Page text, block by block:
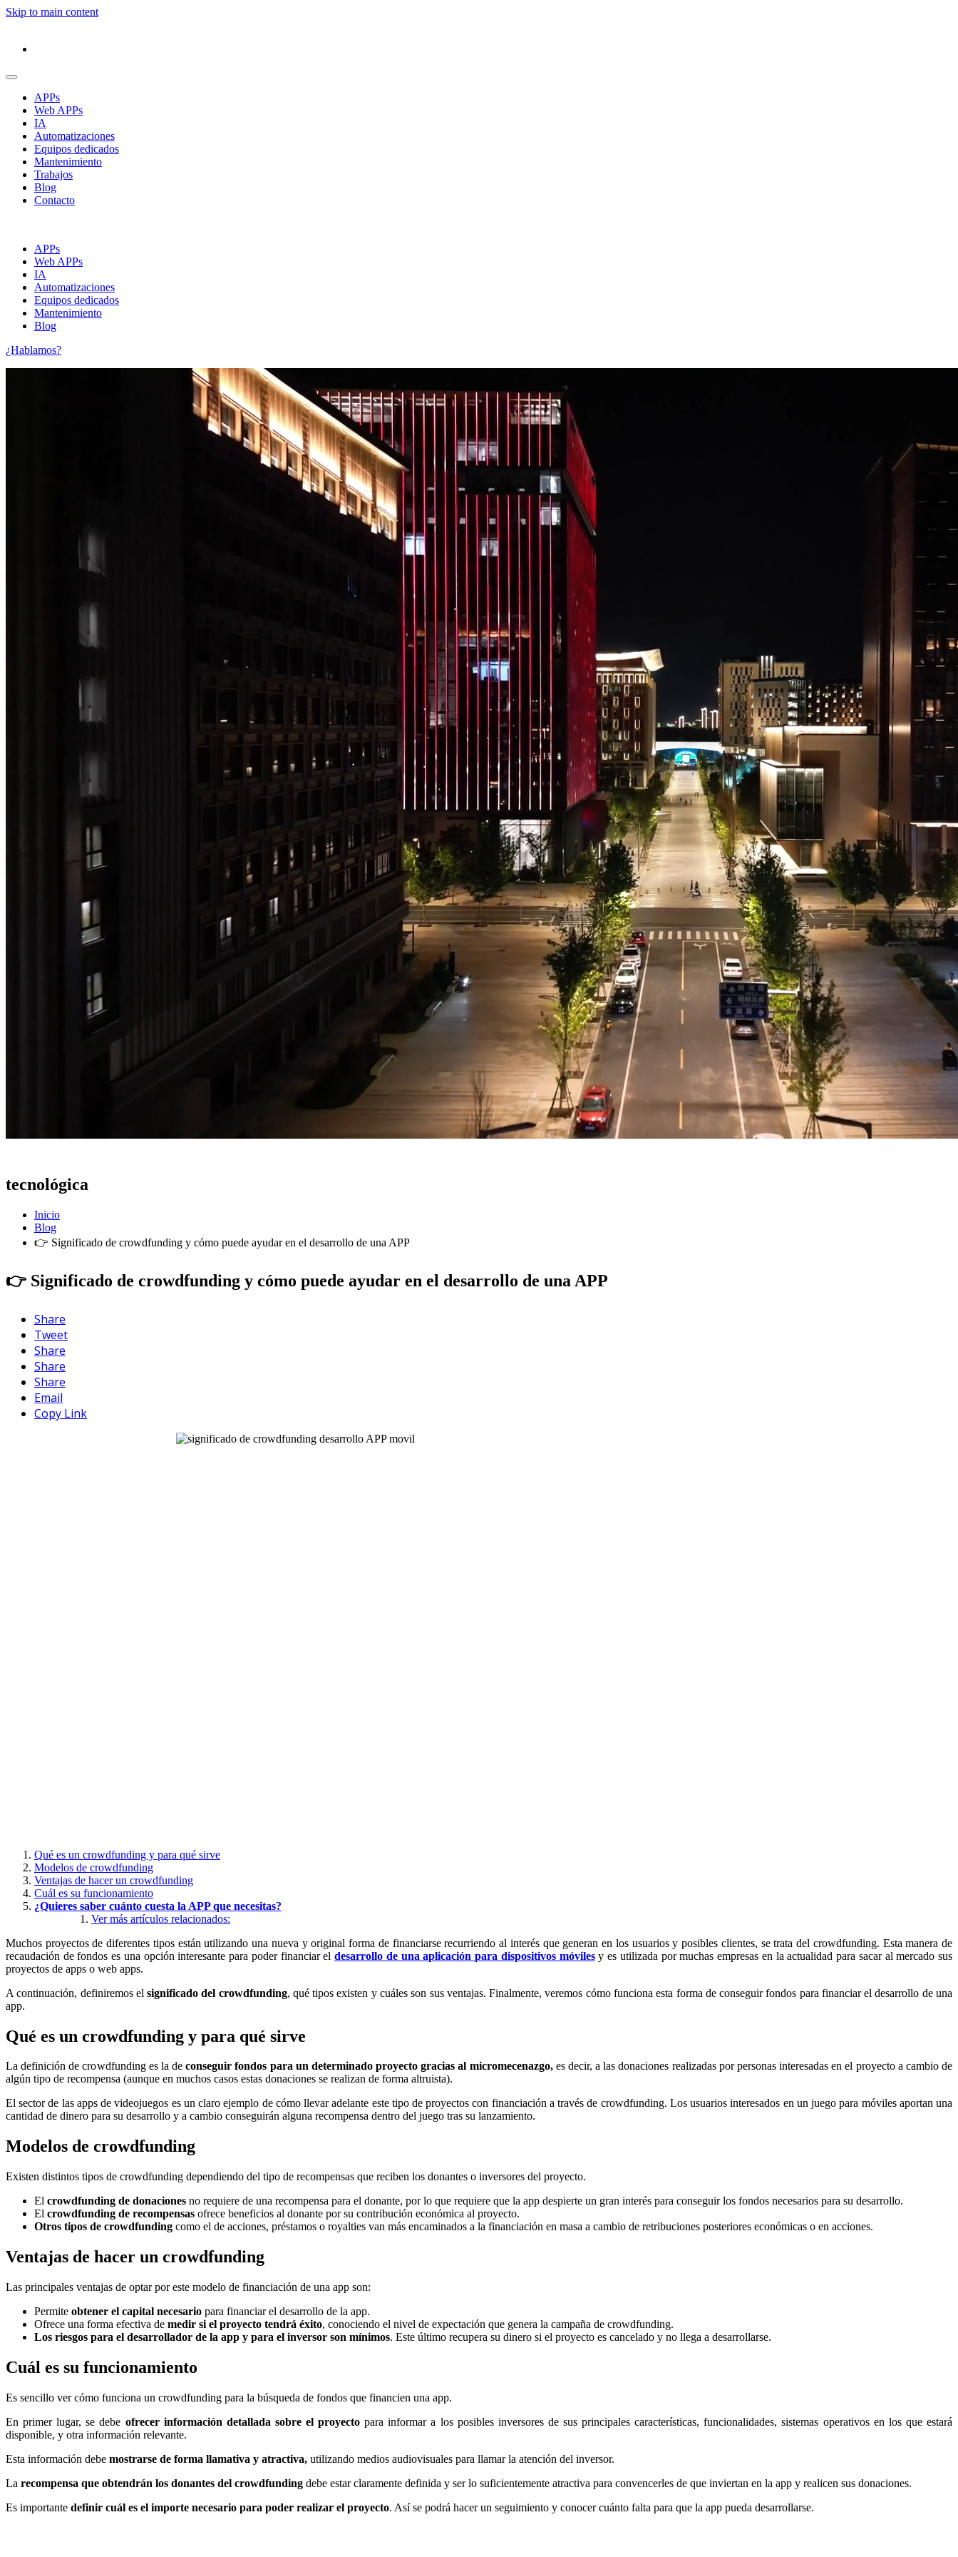
Skip to main content
APPs
Web APPs
IA
Automatizaciones
Equipos dedicados
Mantenimiento
Trabajos
Blog
Contacto
APPs
Web APPs
IA
Automatizaciones
Equipos dedicados
Mantenimiento
Blog
¿Hablamos?
tecnológica
Inicio
Blog
👉 Significado de crowdfunding y cómo puede ayudar en el desarrollo de una APP
👉 Significado de crowdfunding y cómo puede ayudar en el desarrollo de una APP
Share
Tweet
Share
Share
Share
Email
Copy Link
Qué es un crowdfunding y para qué sirve
Modelos de crowdfunding
Ventajas de hacer un crowdfunding
Cuál es su funcionamiento
¿Quieres saber cuánto cuesta la APP que necesitas?
Ver más artículos relacionados:
Muchos proyectos de diferentes tipos están utilizando una nueva y original forma de financiarse recurriendo al interés que generan en los usuarios y posibles clientes, se trata del crowdfunding. Esta manera de
recaudación de fondos es una opción interesante para poder financiar eldesarrollo de una aplicación para dispositivos móvilesy es utilizada por muchas empresas en la actualidad para sacar al mercado sus
proyectos de apps o web apps.
A continuación, definiremos elsignificado del crowdfunding, qué tipos existen y cuáles son sus ventajas. Finalmente, veremos cómo funciona esta forma de conseguir fondos para financiar el desarrollo de una
app.
Qué es un crowdfunding y para qué sirve
La definición de crowdfunding es la deconseguir fondos para un determinado proyecto gracias al micromecenazgo,es decir, a las donaciones realizadas por personas interesadas en el proyecto a cambio de
algún tipo de recompensa (aunque en muchos casos estas donaciones se realizan de forma altruista).
El sector de las apps de videojuegos es un claro ejemplo de cómo llevar adelante este tipo de proyectos con financiación a través de crowdfunding. Los usuarios interesados en un juego para móviles aportan una
cantidad de dinero para su desarrollo y a cambio conseguirán alguna recompensa dentro del juego tras su lanzamiento.
Modelos de crowdfunding
Existen distintos tipos de crowdfunding dependiendo del tipo de recompensas que reciben los donantes o inversores del proyecto.
El crowdfunding de donaciones no requiere de una recompensa para el donante, por lo que requiere que la app despierte un gran interés para conseguir los fondos necesarios para su desarrollo.
El crowdfunding de recompensas ofrece beneficios al donante por su contribución económica al proyecto.
Otros tipos de crowdfunding como el de acciones, préstamos o royalties van más encaminados a la financiación en masa a cambio de retribuciones posteriores económicas o en acciones.
Ventajas de hacer un crowdfunding
Las principales ventajas de optar por este modelo de financiación de una app son:
Permite obtener el capital necesario para financiar el desarrollo de la app.
Ofrece una forma efectiva de medir si el proyecto tendrá éxito, conociendo el nivel de expectación que genera la campaña de crowdfunding.
Los riesgos para el desarrollador de la app y para el inversor son mínimos. Este último recupera su dinero si el proyecto es cancelado y no llega a desarrollarse.
Cuál es su funcionamiento
Es sencillo ver cómo funciona un crowdfunding para la búsqueda de fondos que financien una app.
En primer lugar, se debe ofrecer información detallada sobre el proyecto para informar a los posibles inversores de sus principales características, funcionalidades, sistemas operativos en los que estará
disponible, y otra información relevante.
Esta información debe mostrarse de forma llamativa y atractiva, utilizando medios audiovisuales para llamar la atención del inversor.
La recompensa que obtendrán los donantes del crowdfunding debe estar claramente definida y ser lo suficientemente atractiva para convencerles de que inviertan en la app y realicen sus donaciones.
Es importante definir cuál es el importe necesario para poder realizar el proyecto. Así se podrá hacer un seguimiento y conocer cuánto falta para que la app pueda desarrollarse.